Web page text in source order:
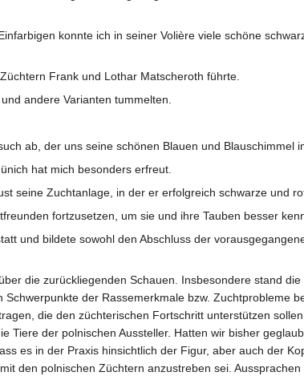
konnte ich in seiner Volière viele schöne
Frank und Lothar Matscheroth führte.
andere Varianten tummelten.
ab, der uns seine schönen Blauen und Blauschimmel
hat mich besonders erfreut.
seine Zuchtanlage, in der er erfolgreich schwarze und
fortzusetzen, um sie und ihre Tauben besser
und bildete sowohl den Abschluss der
die zurückliegenden Schauen. Insbesondere stand die
der Rassemerkmale bzw. Zuchtprobleme
die den züchterischen Fortschritt unterstützen
Tiere der polnischen Aussteller. Hatten wir bisher
es in der Praxis hinsichtlich der Figur, aber auch der
den polnischen Züchtern anzustreben sei.